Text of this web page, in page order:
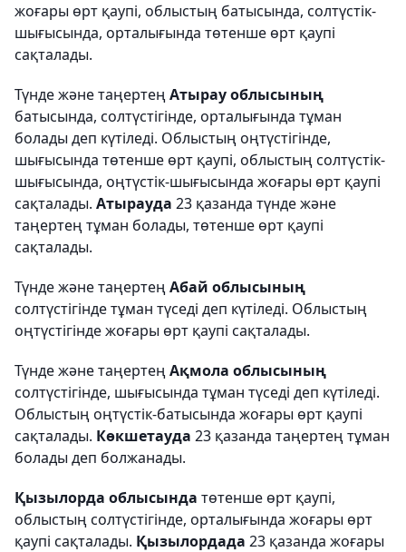
жоғары өрт қаупі, облыстың батысында, солтүстік-
шығысында, орталығында төтенше өрт қаупі
сақталады.
Түнде және таңертең Атырау облысының
батысында, солтүстігінде, орталығында тұман
болады деп күтіледі. Облыстың оңтүстігінде,
шығысында төтенше өрт қаупі, облыстың солтүстік-
шығысында, оңтүстік-шығысында жоғары өрт қаупі
сақталады. Атырауда 23 қазанда түнде және
таңертең тұман болады, төтенше өрт қаупі
сақталады.
Түнде және таңертең Абай облысының
солтүстігінде тұман түседі деп күтіледі. Облыстың
оңтүстігінде жоғары өрт қаупі сақталады.
Түнде және таңертең Ақмола облысының
солтүстігінде, шығысында тұман түседі деп күтіледі.
Облыстың оңтүстік-батысында жоғары өрт қаупі
сақталады. Көкшетауда 23 қазанда таңертең тұман
болады деп болжанады.
Қызылорда облысында төтенше өрт қаупі,
облыстың солтүстігінде, орталығында жоғары өрт
қаупі сақталады. Қызылордада 23 қазанда жоғары